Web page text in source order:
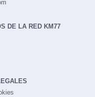
DE LA RED KM77